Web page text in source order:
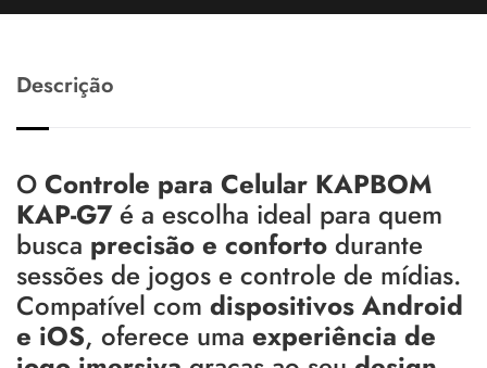
Descrição
O Controle para Celular KAPBOM
KAP-G7é a escolha ideal para quem
busca precisão e conforto durante
sessões de jogos e controle de mídias.
Compatível com dispositivos Android
e iOS, oferece uma experiência de